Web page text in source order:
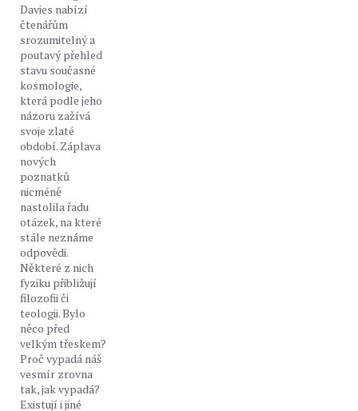
Davies nabízí
čtenářům
srozumitelný a
poutavý přehled
stavu současné
kosmologie,
která podle jeho
názoru zažívá
svoje zlaté
období. Záplava
nových
poznatků
nicméně
nastolila řadu
otázek, na které
stále neznáme
odpovědi.
Některé z nich
fyziku přibližují
filozofii či
teologii. Bylo
něco před
velkým třeskem?
Proč vypadá náš
vesmír zrovna
tak, jak vypadá?
Existují i jiné